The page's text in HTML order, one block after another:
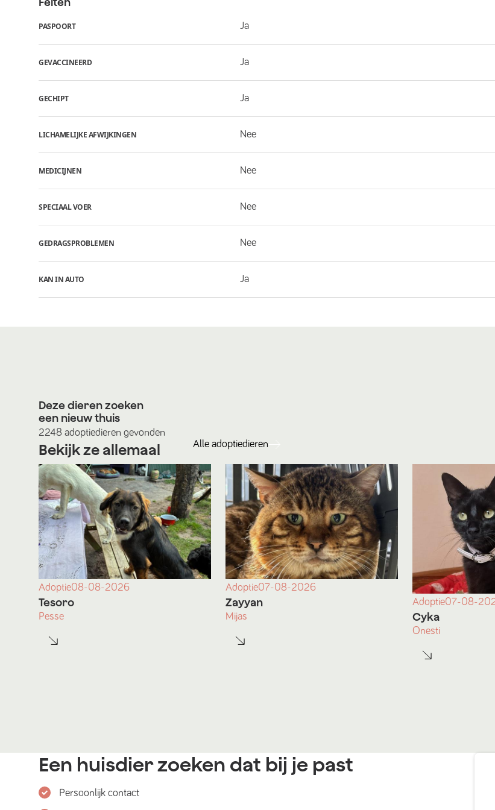
PASPOORT Ja
GEVACCINEERD Ja
GECHIPT Ja
LICHAMELIJKE AFWIJKINGEN Nee
MEDICIJNEN Nee
SPECIAAL VOER Nee
GEDRAGSPROBLEMEN Nee
KAN IN AUTO Ja
Deze dieren zoeken
een nieuw thuis
2248 adoptiedieren gevonden
Bekijk ze allemaal Alle adoptiedieren
Adoptie08-08-2026
Tesoro
Pesse
Adoptie07-08-2026
Zayyan
Mijas
Adoptie07-08-
Cyka
Onesti
Een huisdier zoeken dat bij je past
Persoonlijk contact